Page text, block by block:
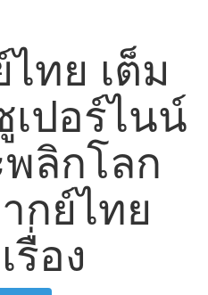
ทย เต็ม
เปอร์ไนน์
ลิกโลก
กย์ไทย
รื่อง